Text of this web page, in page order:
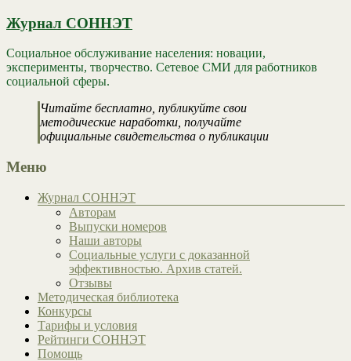
Журнал СОННЭТ
Социальное обслуживание населения: новации,
эксперименты, творчество. Сетевое СМИ для работников
социальной сферы.
Читайте бесплатно, публикуйте свои
методические наработки, получайте
официальные свидетельства о публикации
Меню
Журнал СОННЭТ
Авторам
Выпуски номеров
Наши авторы
Социальные услуги с доказанной
эффективностью. Архив статей.
Отзывы
Методическая библиотека
Конкурсы
Тарифы и условия
Рейтинги СОННЭТ
Помощь